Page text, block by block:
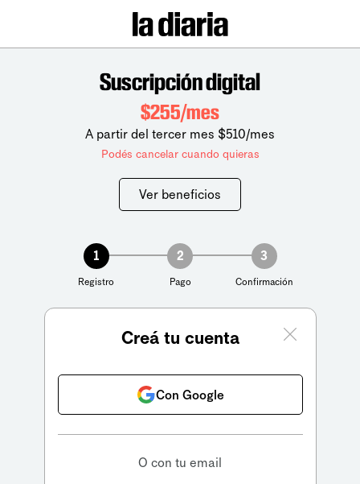
Suscripción digital
$255/mes
A partir del tercer mes $510/mes
Podés cancelar cuando quieras
Ver beneficios
1
Registro
2
Pago
3
Confirmación
Creá tu cuenta
Con Google
O con tu email